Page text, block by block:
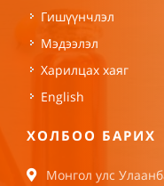
Гишүүнчлэл
Мэдээлэл
Харилцах хаяг
English
ХОЛБОО БАРИХ
Монгол улс